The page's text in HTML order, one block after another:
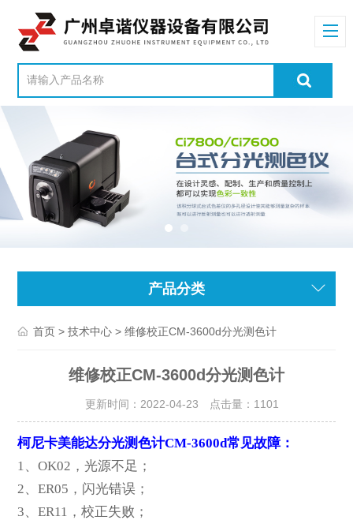
产品分类
首页 >技术中心 > 维修校正CM-3600d分光测色计
维修校正CM-3600d分光测色计
更新时间：2022-04-23 点击量： 1101
柯尼卡美能达分光测色计CM-3600d常见故障：
1、OK02，光源不足；
2、ER05，闪光错误；
3、ER11，校正失败；